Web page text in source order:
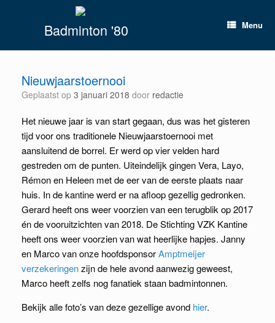
Badminton '80 Menu
Nieuwjaarstoernooi
Geplaatst op 3 januari 2018 door redactie
Het nieuwe jaar is van start gegaan, dus was het gisteren
tijd voor ons traditionele Nieuwjaarstoernooi met
aansluitend de borrel. Er werd op vier velden hard
gestreden om de punten. Uiteindelijk gingen Vera, Layo,
Rémon en Heleen met de eer van de eerste plaats naar
huis. In de kantine werd er na afloop gezellig gedronken.
Gerard heeft ons weer voorzien van een terugblik op 2017
én de vooruitzichten van 2018. De Stichting VZK Kantine
heeft ons weer voorzien van wat heerlijke hapjes. Janny
en Marco van onze hoofdsponsorAmptmeijer
verzekeringenzijn de hele avond aanwezig geweest,
Marco heeft zelfs nog fanatiek staan badmintonnen.
Bekijk alle foto’s van deze gezellige avond hier.